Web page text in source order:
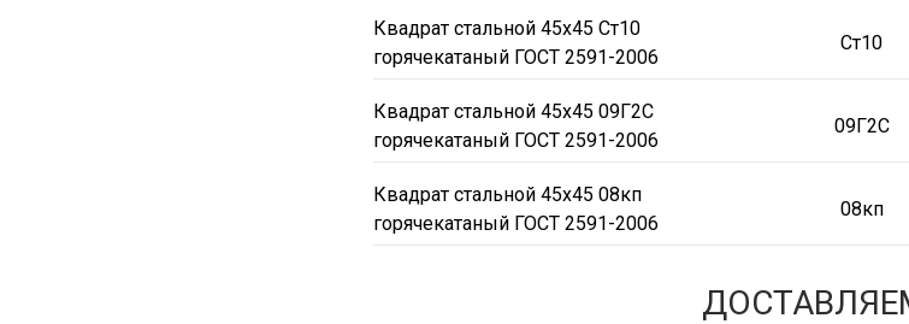
Квадрат стальной 45х45 Ст10
горячекатаный ГОСТ 2591-2006
Ст10
Квадрат стальной 45х45 09Г2С
горячекатаный ГОСТ 2591-2006
09Г2С
Квадрат стальной 45х45 08кп
горячекатаный ГОСТ 2591-2006
08кп